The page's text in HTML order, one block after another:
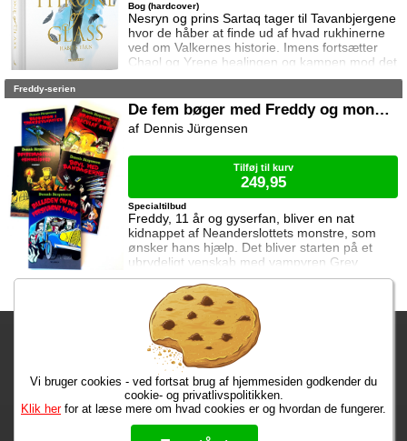
Nesryn og prins Sartaq tager til Tavanbjergene
hvor de håber at finde ud af hvad rukhinerne
ved om Valkernes historie. Imens fortsætter
Chaol og Yrene healingen og kampen mod det
mystiske mørke som lurer inden i ham. Men
deres venner derhjemme.
Bog (hardcover)
Freddy-serien
De fem bøger med Freddy og monstrene
Freddy, 11 år og gyserfan, bliver en nat
kidnappet af Neanderslottets monstre, som
ønsker hans hjælp. Det bliver starten på et
ubrydeligt venskab med vampyren Grev
Dracula, varulven Eddie, den hovedløse ridder
Sir Arthur Fieldstein, Frankenstein-uhyret
Boris, mumien Mummy og bøvsedragen Nitan.
Specialtilbud
Dennis Jürgensen
Tilføj til kurv
249,95
Fragtgebyret er DKK 59,95 • Fragtgebyret bortfalder ved køb over
DKK 299,00
Bestiller du nu, har du dine varer på mandag!
Max 50 kr. Bøger til en 🐕
★★★★★
Vi bruger cookies - ved fortsat brug af hjemmesiden godkender du
cookie- og privatlivspolitikken.
Klik herfor at læse mere om hvad cookies er og hvordan de fungerer.